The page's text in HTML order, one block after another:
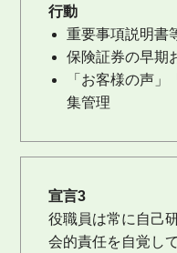
行動
重要事項説明書
保険証券の早期
「お客様の声
集管理
宣言3
役職員は常に自己
会的責任を自覚し